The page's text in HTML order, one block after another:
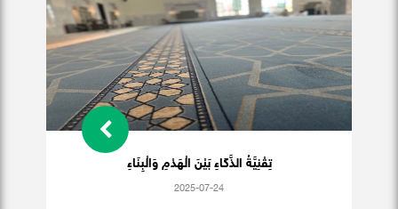
تِقْنِيَّةُ الذَّكَاءِ بَيْنَ الْهَدْمِ وَالْبِنَاءِ
2025-07-24